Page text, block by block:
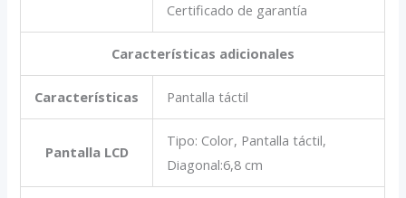
Certificado de garantía
Características adicionales
Características Pantalla táctil
Pantalla LCD
Tipo: Color, Pantalla táctil,
Diagonal:6,8 cm